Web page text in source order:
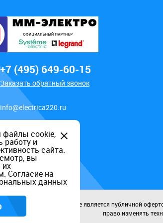
+7 (495) 649-60-15
Заказать обратный звонок
info@electrica220.ru
ресурс не является публичной
право изменять
cookie,
работу и
сайта.
вы
их
Согласие на
данных